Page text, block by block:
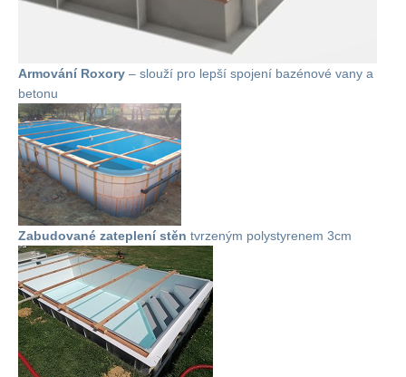
Armování Roxory – slouží pro lepší spojení bazénové vany a
betonu
Zabudované zateplení stěn tvrzeným polystyrenem 3cm